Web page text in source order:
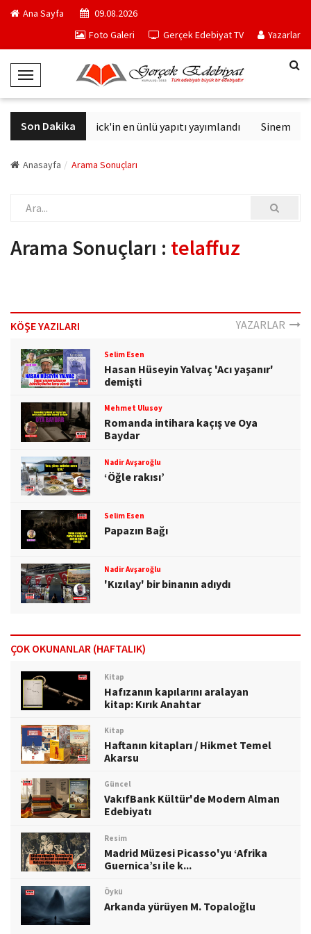
Ana Sayfa
09.08.2026
Foto Galeri
Gerçek Edebiyat TV Yazarlar
T
o
g
g
e
v
g
o
Son Dakika
Philip K. Dick'in en ünlü yapıtı yayımlandı
Anasayfa Arama Sonuçları
Arama Sonuçları : telaffuz
KÖŞE YAZILARI YAZARLAR
Selim Esen
Hasan Hüseyin Yalvaç 'Acı yaşanır'
demişti
Mehmet Ulusoy
Romanda intihara kaçış ve Oya
Baydar
Nadir Avşaroğlu
‘Öğle rakısı’
Selim Esen
Papazın Bağı
Nadir Avşaroğlu
'Kızılay' bir binanın adıydı
ÇOK OKUNANLAR (HAFTALIK)
Kitap
Hafızanın kapılarını aralayan
kitap: Kırık Anahtar
Kitap
Haftanın kitapları / Hikmet Temel
Akarsu
Güncel
VakıfBank Kültür'de Modern Alman
Edebiyatı
Resim
Madrid Müzesi Picasso'yu ‘Afrika
Guernica’sı ile k...
Öykü
Arkanda yürüyen M. Topaloğlu